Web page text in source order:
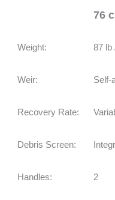
76
Weight: 87 lb
Weir: Self-
Recovery Rate:
Debris Screen:
Handles: 2